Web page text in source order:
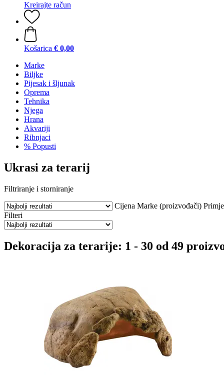
Kreirajte račun
Košarica € 0,00
Marke
Biljke
Pijesak i šljunak
Oprema
Tehnika
Njega
Hrana
Akvariji
Ribnjaci
% Popusti
Ukrasi za terarij
Filtriranje i storniranje
Cijena Marke (proizvođači)
Filteri
Dekoracija za terarije: 1 - 30 od 49